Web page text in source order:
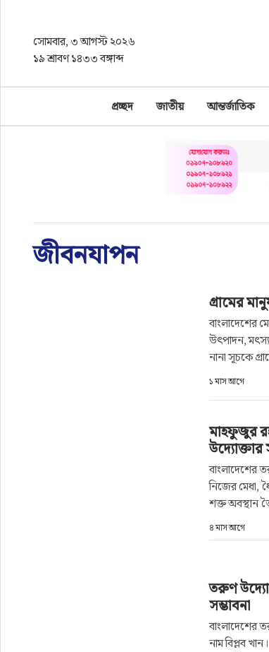
সোমবার, ৩ আগস্ট ২০২৬
১৯ শ্রাবণ ১৪৩৩ বঙ্গাব্দ
প্রচ্ছদ
খেলাধুলা
প্রচ্ছদ জাতীয় আন্তর্জাতিক
জীবনযাপন
গ্রামের
বাংলাদেশের
উৎপাদন,
নানা সূচকে
১ মাস আগে
মাহফুজুর
উদ্যোক্তার
বাংলাদেশের
নিজের মেধা,
শক্ত অবস্থান
৪ মাস আগে
তরুণ
সম্ভাবনা
বাংলাদেশের
নাম বিপ্লব